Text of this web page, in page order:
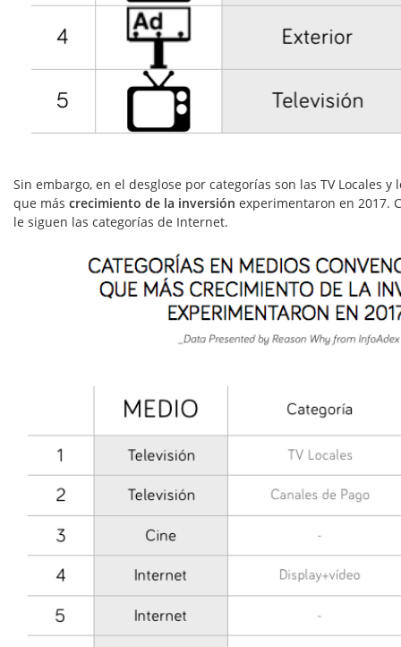
Sin embargo, en el desglose por categorías son las TV Locales y
que más crecimiento de la inversión experimentaron en 2017.
le siguen las categorías de Internet.